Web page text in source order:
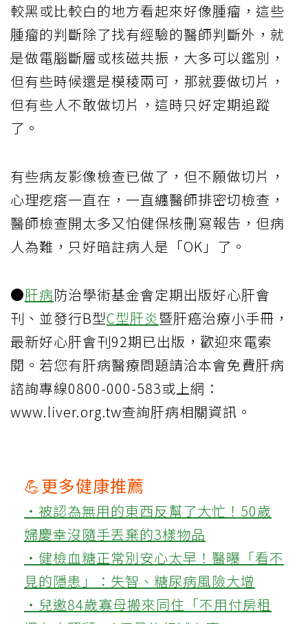
較黑或比較白的地方看起來好像腫瘤，這些
腫瘤的判斷除了找有經驗的醫師判斷外，就
是做電腦斷層或核磁共振，大多可以鑑別，
但有些時候還是模稜兩可，那就要做切片，
但有些人不敢做切片，這時只好定期追蹤
了。
有些病友影像檢查已做了，但不願做切片，
心理疙瘩一直在，一直纏醫師排密切檢查，
醫師檢查開太多又怕健保核刪寫報告，但病
人為難，只好暗註病人是「OK」了。
●肝病防治學術基金會定期出版好心肝會
刊、並發行B型C型肝炎暨肝癌治療小手冊，
最新好心肝會刊92期已出版，歡迎來電索
閱。若您有肝病醫療問題請洽本會免費肝病
諮詢專線0800-000-583或上網：
www.liver.org.tw查詢肝病相關資訊。
💪更多健康推薦
‧被認為無用的東西反幫了大忙！50歲
婦慶幸沒隨手丟棄的3樣物品
‧健檢血糖正常別安心太早！醫曝「看不
見的隱患」：失智、糖尿病風險大增
‧兒邀84歲寡母搬來同住「不用付房租